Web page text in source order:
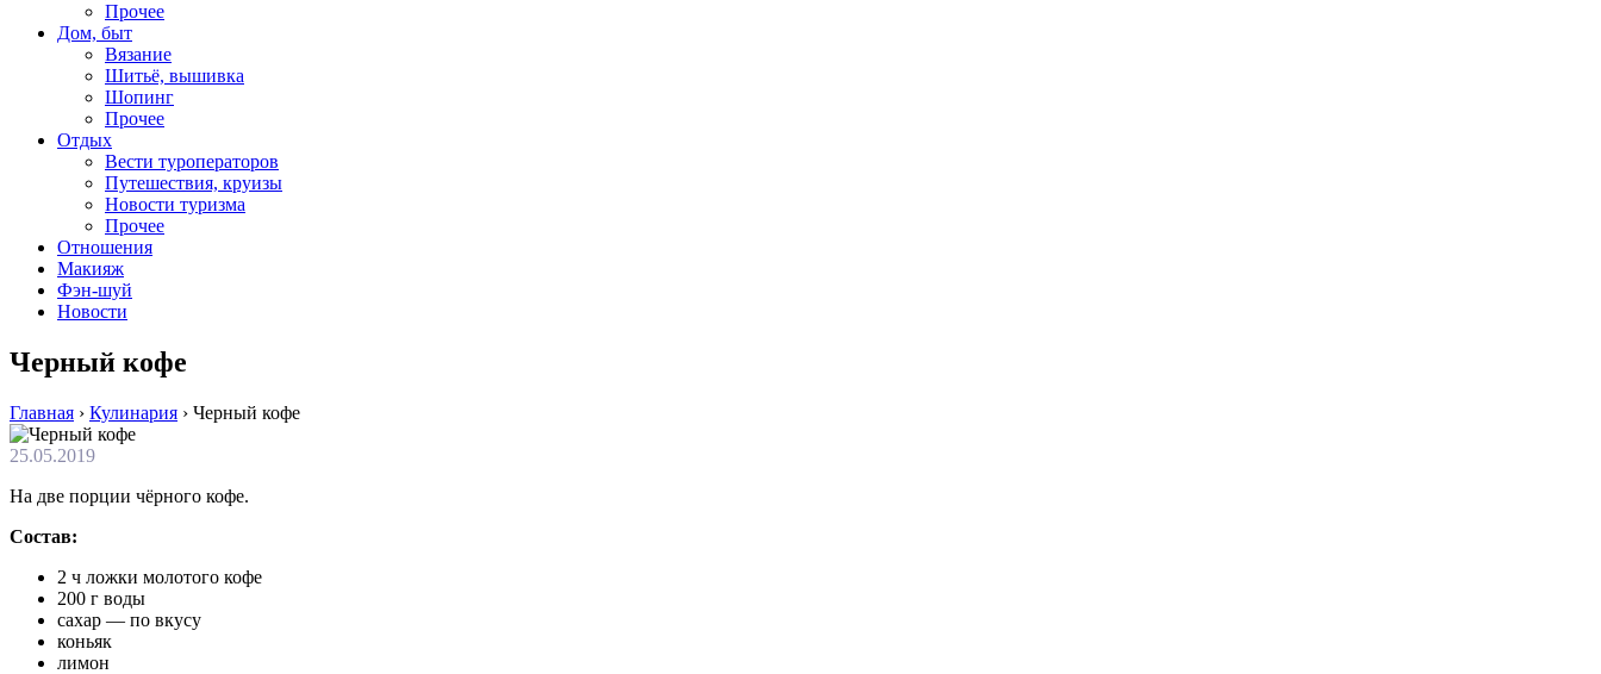
Прочее
Дом, быт
Вязание
Шитьё, вышивка
Шопинг
Прочее
Отдых
Вести туроператоров
Путешествия, круизы
Новости туризма
Прочее
Отношения
Макияж
Фэн-шуй
Новости
Черный кофе
Главная › Кулинария › Черный кофе
25.05.2019
На две порции чёрного кофе.
Состав:
2 ч ложки молотого кофе
200 г воды
сахар — по вкусу
коньяк
лимон